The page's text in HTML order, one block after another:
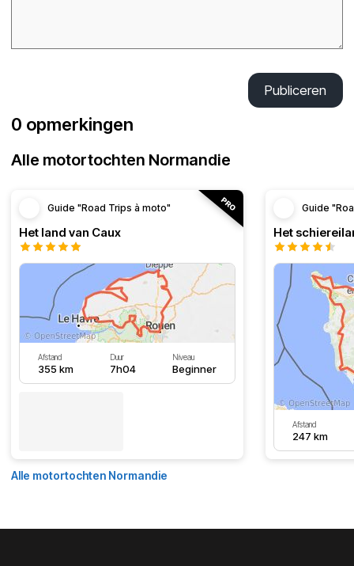
Publiceren
0 opmerkingen
Alle motortochten Normandie
Guide "Road Trips à moto"
Het land van Caux
Afstand
355 km
Duur
7h04
Niveau
Beginner
Guide
Het
Afstand
247 km
Alle motortochten Normandie